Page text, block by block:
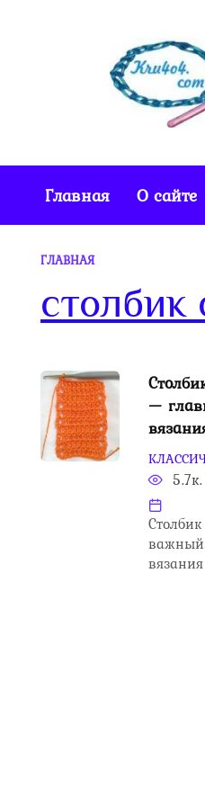
Главная О сайте
ГЛАВНАЯ
столбик
—
5.7к.
важный